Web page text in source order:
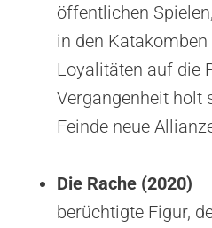
öffentlichen
in den
Loyalitäten auf die
Vergangenheit holt
Feinde neue
Die Rache (2020) —
berüchtigte Figur,